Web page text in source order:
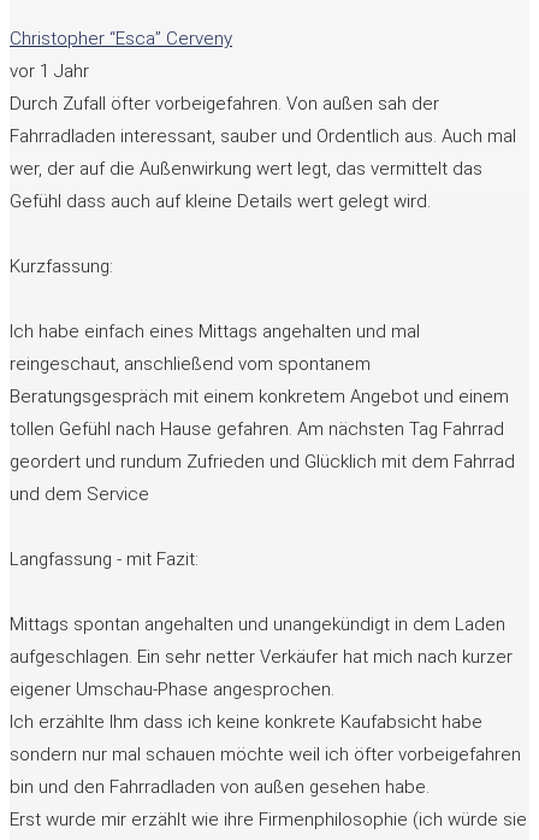
Christopher “Esca” Cerveny
vor 1 Jahr
Durch Zufall öfter vorbeigefahren. Von außen sah der
Fahrradladen interessant, sauber und Ordentlich aus. Auch mal
wer, der auf die Außenwirkung wert legt, das vermittelt das
Gefühl dass auch auf kleine Details wert gelegt wird.
Kurzfassung:
Ich habe einfach eines Mittags angehalten und mal
reingeschaut, anschließend vom spontanem
Beratungsgespräch mit einem konkretem Angebot und einem
tollen Gefühl nach Hause gefahren. Am nächsten Tag Fahrrad
geordert und rundum Zufrieden und Glücklich mit dem Fahrrad
und dem Service
Langfassung - mit Fazit:
Mittags spontan angehalten und unangekündigt in dem Laden
aufgeschlagen. Ein sehr netter Verkäufer hat mich nach kurzer
eigener Umschau-Phase angesprochen.
Ich erzählte Ihm dass ich keine konkrete Kaufabsicht habe
sondern nur mal schauen möchte weil ich öfter vorbeigefahren
bin und den Fahrradladen von außen gesehen habe.
Erst wurde mir erzählt wie ihre Firmenphilosophie (ich würde sie